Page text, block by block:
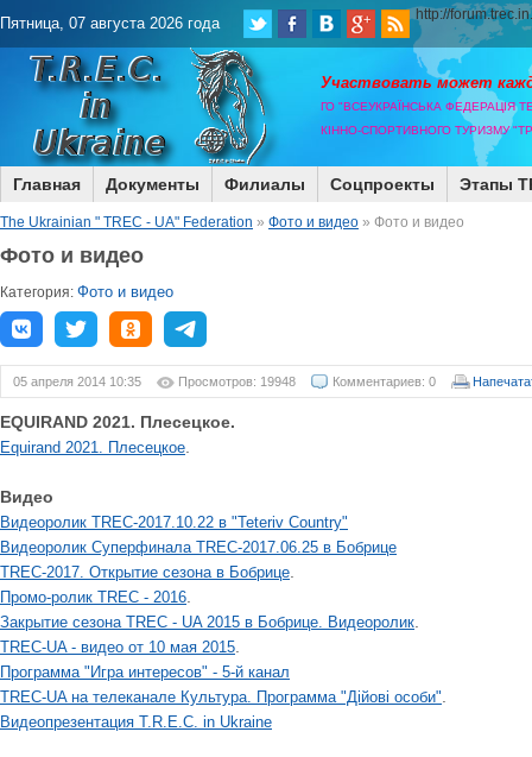
Пятница, 07 августа 2026 года http://
Участвовать может
ГО "ВСЕУКРАЇНСЬКА ФЕДЕРАЦІЯ
КІННО-СПОРТИВНОГО ТУРИЗМУ
Главная Документы Филиалы Соцпроекты Этапы
The Ukrainian " TREC - UA" Federation » Фото и видео » Фото и видео
Фото и видео
Категория: Фото и видео
05 апреля 2014 10:35 Просмотров: 19948 Комментариев: 0
EQUIRAND 2021. Плесецкое.
Equirand 2021. Плесецкое
Видео
Видеоролик TREC-2017.10.22 в "Teteriv Country"
Видеоролик Суперфинала TREC-2017.06.25 в Бобрице
TREC-2017. Открытие сезона в Бобрице
Промо-ролик TREC - 2016
Закрытие сезона TREC - UA 2015 в Бобрице. Видеоролик
TREC-UA - видео от 10 мая 2015
Программа "Игра интересов" - 5-й канал
TREC-UA на телеканале Культура. Программа "Дійові особи"
Видеопрезентация T.R.E.C. in Ukraine